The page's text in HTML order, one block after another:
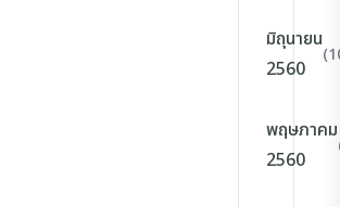
มิถุนายน
2560
พฤษภาคม
2560